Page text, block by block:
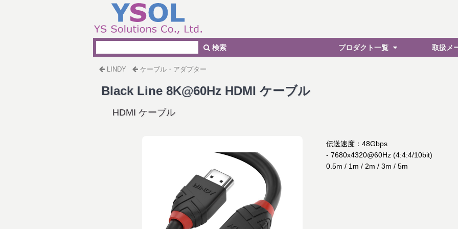
LINDY ケーブル・アダプター
Black Line 8K@60Hz HDMI ケーブル
HDMI ケーブル
伝送速度：48Gbps
- 7680x4320@60Hz (4:4:4/10bit)
0.5m / 1m / 2m / 3m / 5m
検索 プロダクト一覧 取扱メ